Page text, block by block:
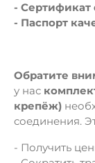
- Сертификат
- Паспорт
Обратите
у нас
крепёж)
соединения.
- Получить